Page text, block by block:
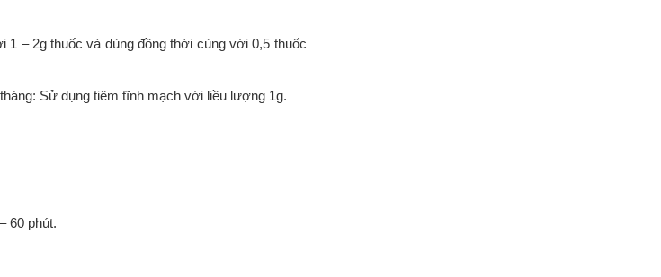
– 2g thuốc và dùng đồng thời cùng với 0,5 thuốc
Sử dụng tiêm tĩnh mạch với liều lượng 1g.
60 phút.